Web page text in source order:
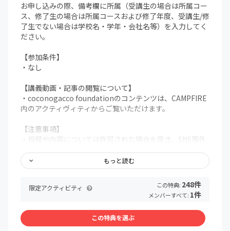
お申し込みの際、備考欄に所属（受講生の場合は所属コー
ス、修了生の場合は所属コースおよび修了年度、受講生/修
了生でない場合は学校名・学年・会社名等）を入力してく
ださい。
【参加条件】
・なし
【講義動画・記事の閲覧について】
・coconogacco foundationのコンテンツは、CAMPFIRE
内のアクティヴィティからご覧いただけます。
【注意事項】
・投稿や内容については許可された場合を除き、SNS等外
・他の参加者の方への誹謗中傷、荒らし行為などに該当す
る行為があった場合、その他運営の妨げになると判断した
場合、強制退会とさせていただく場合があります。
・決済後のご返金やキャンセルは一切できかねますので、
・退会の際は必ずCAMPFIREサイト上での退会手続きをお
願いいたします。詳しくは下記をご覧ください。
もっと読む
限定アクティビティ この特典: 248件
メンバーすべて: 1件
この特典を選ぶ